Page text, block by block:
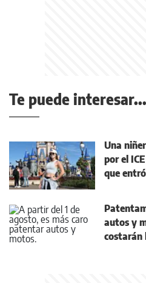
Te puede interesar...
Una
por el
que
autos y
costarán